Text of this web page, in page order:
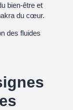
bien-être et
du cœur.
des fluides